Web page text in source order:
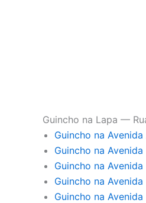
Guincho na Lapa —
Guincho na
Guincho na
Guincho na
Guincho na
Guincho na